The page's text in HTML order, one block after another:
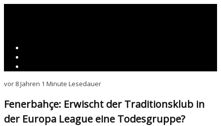
vor 8 Jahren 1 Minute Lesedauer
Fenerbahçe: Erwischt der Traditionsklub in
der Europa League eine Todesgruppe?